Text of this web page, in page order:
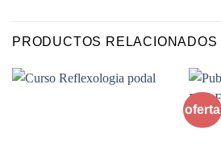
PRODUCTOS RELACIONADOS
oferta